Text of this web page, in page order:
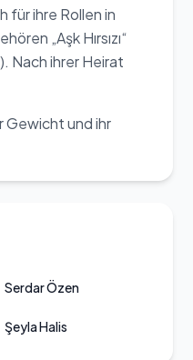
für ihre Rollen in
„Aşk Hırsızı“
Nach ihrer Heirat
Gewicht und ihr
Serdar Özen
Şeyla Halis